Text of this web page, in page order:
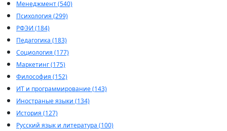
Менеджмент (540)
Психология (299)
РФЭИ (184)
Педагогика (183)
Социология (177)
Маркетинг (175)
Философия (152)
ИТ и программирование (143)
Иностраные языки (134)
История (127)
Русский язык и литература (100)